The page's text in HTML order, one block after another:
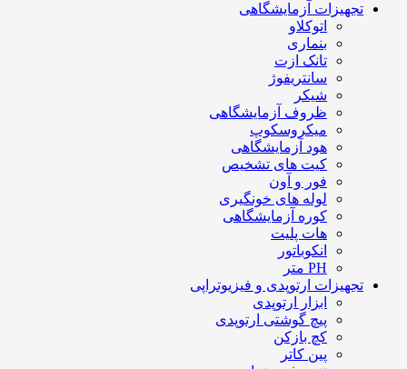
تجهیزات آزمایشگاهی
اتوکلاو
بنماری
تانک ازت
سانتریفوژ
شیکر
ظروف آزمایشگاهی
میکروسکوپ
هود آزمایشگاهی
کیت های تشخیص
فور و آون
لوله های خونگیری
کوره آزمایشگاهی
هات پلیت
انکوباتور
PH متر
تجهیزات ارتوپدی و فیزیوتراپی
ابزار ارتوپدی
پیچ گوشتی ارتوپدی
کچ بازکن
پین کاتر